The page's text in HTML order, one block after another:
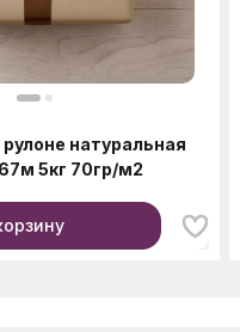
натуральная
5кг 70гр/м2